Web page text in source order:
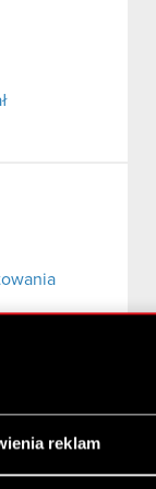
reklam